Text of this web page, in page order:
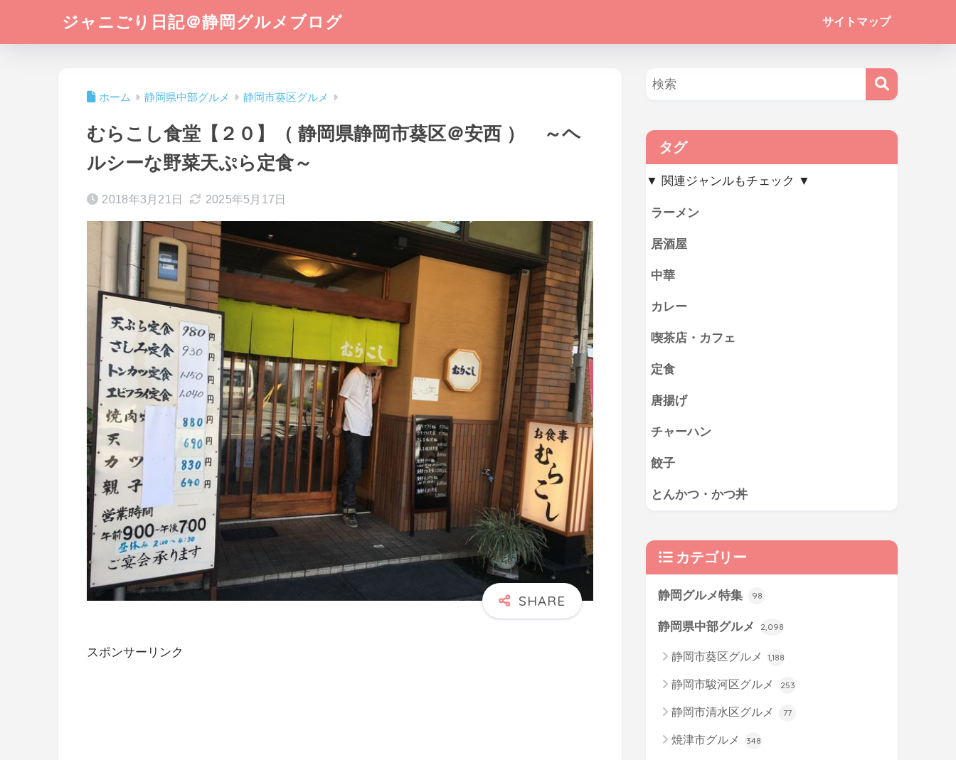
ジャニごり日記＠静岡グルメブログ サイトマップ
ホーム 静岡県中部グルメ 静岡市葵区グルメ
むらこし食堂【２０】（ 静岡県静岡市葵区＠安西 ） ～ヘ
ルシーな野菜天ぷら定食～
2018年3月21日 2025年5月17日
スポンサーリンク
タグ
▼ 関連ジャンルもチェック ▼
ラーメン
居酒屋
中華
カレー
喫茶店・カフェ
定食
唐揚げ
チャーハン
餃子
とんかつ・かつ丼
カテゴリー
静岡グルメ特集 98
静岡県中部グルメ 2,098
静岡市葵区グルメ 1,188
静岡市駿河区グルメ 253
静岡市清水区グルメ 77
焼津市グルメ 348